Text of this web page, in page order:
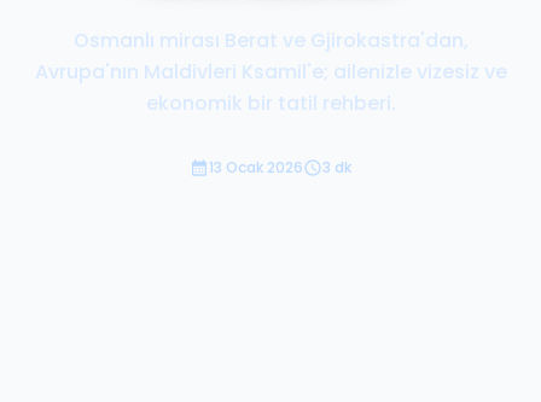
Osmanlı mirası Berat ve Gjirokastra'dan,
Avrupa'nın Maldivleri Ksamil'e; ailenizle vizesiz ve
ekonomik bir tatil rehberi.
13 Ocak 2026 3 dk